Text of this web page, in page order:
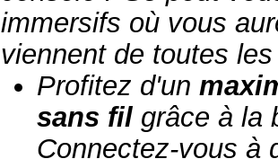
immersifs où vous
viennent de toutes
Profitez d'un
sans filgrâce à la
Connectez-vous